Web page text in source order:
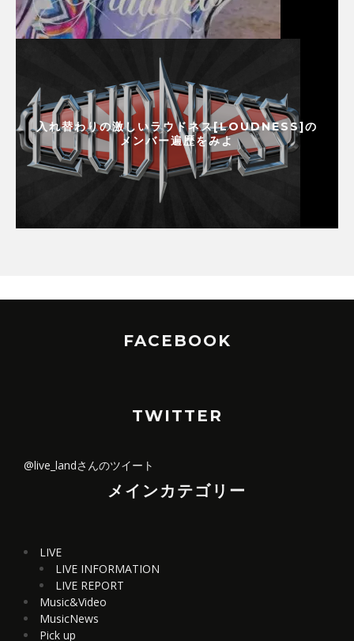
入れ替わりの激しいラウドネス[LOUDNESS]の
メンバー遍歴をみよ
FACEBOOK
TWITTER
@live_landさんのツイート
メインカテゴリー
LIVE
LIVE INFORMATION
LIVE REPORT
Music&Video
MusicNews
Pick up